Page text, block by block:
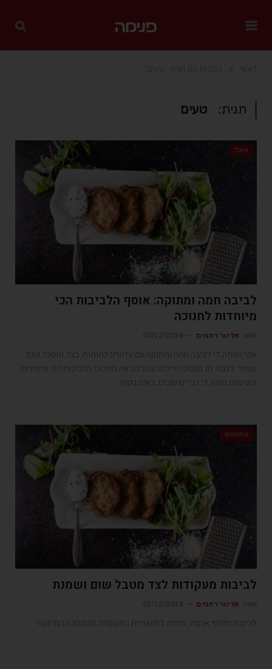
תגית: טעים
אוכל
לביבה חמה ומתוקה: אוסף הלביבות הכי
מיוחדות לחנוכה
אלינור רחמים
אמי אפתה לי לביבה חמה ומתוקה עם עדשים כתומות, בצל ומטבל שום
שמיר. לכבוד חג החנוכה ריכזנו עבורכם את מתכוני הלביבות הכי מיוחדות
וטעימות שיש, כי דברים טובים, באים בקטן.
מתכונים
לביבות מעקודות לצד מטבל שום ושמנת
אלינור רחמים
לביבות תפוחי אדמה, מחווה לפשטידת המעקודה מהמטבח המרוקאי